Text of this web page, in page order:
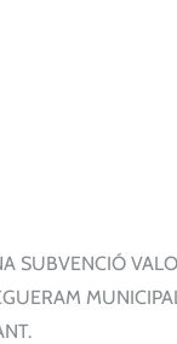
SUBVENCIÓ